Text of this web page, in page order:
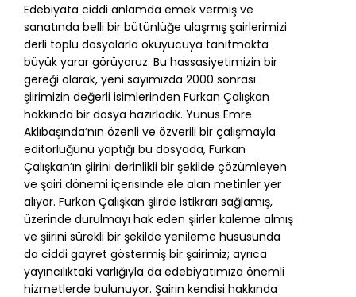
Edebiyata ciddi anlamda emek vermiş ve
sanatında belli bir bütünlüğe ulaşmış şairlerimizi
derli toplu dosyalarla okuyucuya tanıtmakta
büyük yarar görüyoruz. Bu hassasiyetimizin bir
gereği olarak, yeni sayımızda 2000 sonrası
şiirimizin değerli isimlerinden Furkan Çalışkan
hakkında bir dosya hazırladık. Yunus Emre
Aklıbaşında’nın özenli ve özverili bir çalışmayla
editörlüğünü yaptığı bu dosyada, Furkan
Çalışkan’ın şiirini derinlikli bir şekilde çözümleyen
ve şairi dönemi içerisinde ele alan metinler yer
alıyor. Furkan Çalışkan şiirde istikrarı sağlamış,
üzerinde durulmayı hak eden şiirler kaleme almış
ve şiirini sürekli bir şekilde yenileme hususunda
da ciddi gayret göstermiş bir şairimiz; ayrıca
yayıncılıktaki varlığıyla da edebiyatımıza önemli
hizmetlerde bulunuyor. Şairin kendisi hakkında